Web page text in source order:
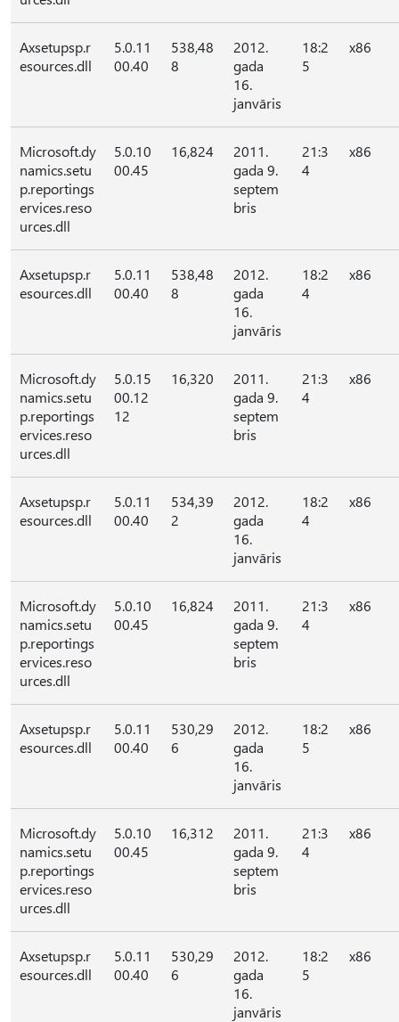
Axsetupsp.r
esources.dll
5.0.11
00.40
538,48
8
2012.
gada
16.
janvāris
18:2
5
x86
Microsoft.dy
namics.setu
p.reportings
ervices.reso
urces.dll
5.0.10
00.45
16,824
2011.
gada 9.
septem
bris
21:3
4
x86
Axsetupsp.r
esources.dll
5.0.11
00.40
538,48
8
2012.
gada
16.
janvāris
18:2
4
x86
Microsoft.dy
namics.setu
p.reportings
ervices.reso
urces.dll
5.0.15
00.12
12
16,320
2011.
gada 9.
septem
bris
21:3
4
x86
Axsetupsp.r
esources.dll
5.0.11
00.40
534,39
2
2012.
gada
16.
janvāris
18:2
4
x86
Microsoft.dy
namics.setu
p.reportings
ervices.reso
urces.dll
5.0.10
00.45
16,824
2011.
gada 9.
septem
bris
21:3
4
x86
Axsetupsp.r
esources.dll
5.0.11
00.40
530,29
6
2012.
gada
16.
janvāris
18:2
5
x86
Microsoft.dy
namics.setu
p.reportings
ervices.reso
urces.dll
5.0.10
00.45
16,312
2011.
gada 9.
septem
bris
21:3
4
x86
Axsetupsp.r
esources.dll
5.0.11
00.40
530,29
6
2012.
gada
16.
janvāris
18:2
5
x86